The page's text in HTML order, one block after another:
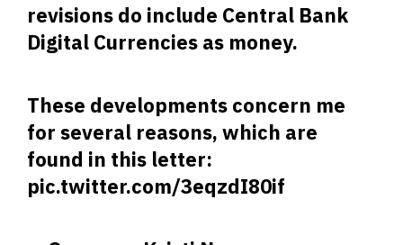
revisions do include Central Bank
Digital Currencies as money.
These developments concern me
for several reasons, which are
found in this letter:
pic.twitter.com/3eqzdI80if